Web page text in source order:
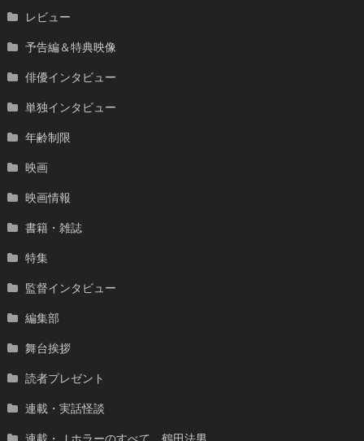
レビュー
予告編＆特典映像
俳優インタビュー
単独インタビュー
年齢制限
映画
映画情報
書籍・雑誌
特集
監督インタビュー
編集部
舞台挨拶
読者プレゼント
連載・実話怪談